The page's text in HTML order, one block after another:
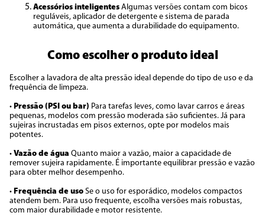
Acessórios inteligentes Algumas versões contam com bicos
reguláveis, aplicador de detergente e sistema de parada
automática, que aumenta a durabilidade do equipamento.
Como escolher o produto ideal
Escolher a lavadora de alta pressão ideal depende do tipo de uso e da
frequência de limpeza.
• Pressão (PSI ou bar) Para tarefas leves, como lavar carros e áreas
pequenas, modelos com pressão moderada são suficientes. Já para
sujeiras incrustadas em pisos externos, opte por modelos mais
potentes.
• Vazão de água Quanto maior a vazão, maior a capacidade de
remover sujeira rapidamente. É importante equilibrar pressão e vazão
para obter melhor desempenho.
• Frequência de uso Se o uso for esporádico, modelos compactos
atendem bem. Para uso frequente, escolha versões mais robustas,
com maior durabilidade e motor resistente.